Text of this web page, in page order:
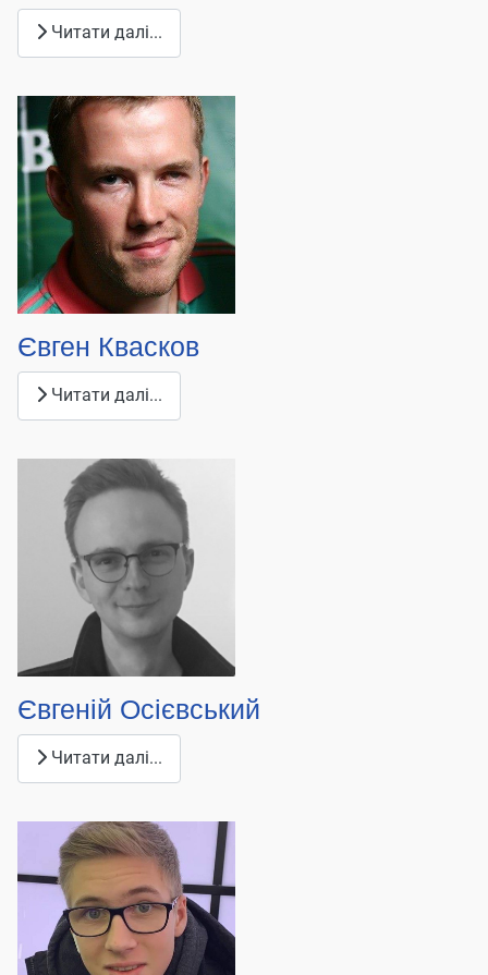
Читати далі...
Євген Квасков
Читати далі...
Євгеній Осієвський
Читати далі...